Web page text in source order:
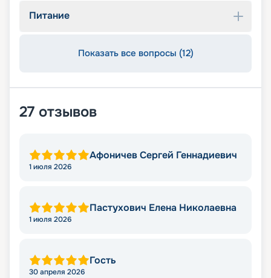
Питание
Показать все вопросы (12)
27 отзывов
Афоничев Сергей Геннадиевич
1 июля 2026
Пастухович Елена Николаевна
1 июля 2026
Гость
30 апреля 2026